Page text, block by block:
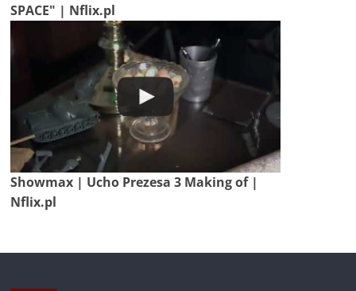
SPACE" | Nflix.pl
Showmax | Ucho Prezesa 3 Making of |
Nflix.pl